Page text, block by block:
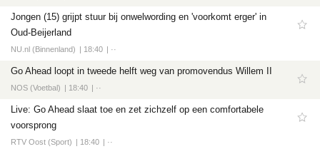
Twente
Formule 1
Tech
Entertainment
Games
Software
Jongen (15) grijpt stuur bij onwelwording en 'voorkomt erger' in
Oud-Beijerland
NU.nl (Binnenland) 18:40 ··
Go Ahead loopt in tweede helft weg van promovendus Willem II
NOS (Voetbal) 18:40 ··
Live: Go Ahead slaat toe en zet zichzelf op een comfortabele
voorsprong
RTV Oost (Sport) 18:40 ··